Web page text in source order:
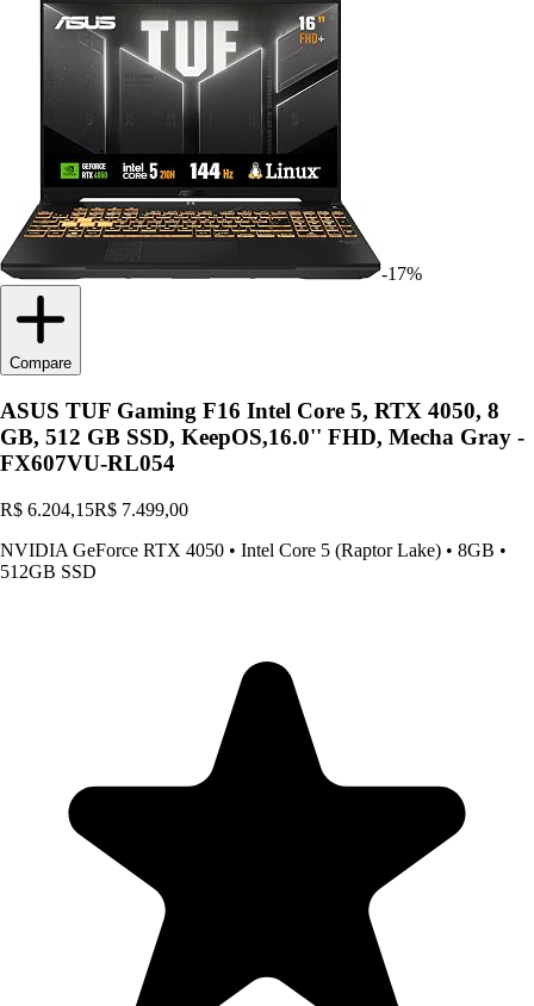
-17%
Compare
ASUS TUF Gaming F16 Intel Core 5, RTX 4050, 8
GB, 512 GB SSD, KeepOS,16.0'' FHD, Mecha Gray -
FX607VU-RL054
R$ 6.204,15R$ 7.499,00
NVIDIA GeForce RTX 4050 • Intel Core 5 (Raptor Lake) • 8GB •
512GB SSD